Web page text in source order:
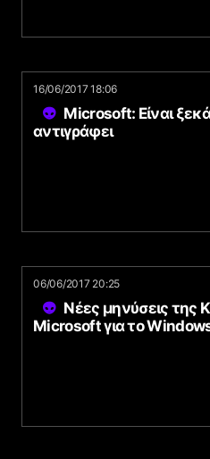
16/06/2017 18:06
Microsoft: Είναι
αντιγράφει
06/06/2017 20:25
Νέες μηνύσεις της
Microsoft για το